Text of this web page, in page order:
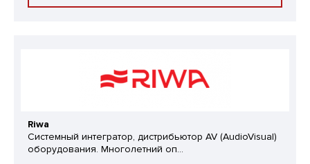
Riwa
Системный интегратор, дистрибьютор AV (AudioVisual)
оборудования. Многолетний оп...